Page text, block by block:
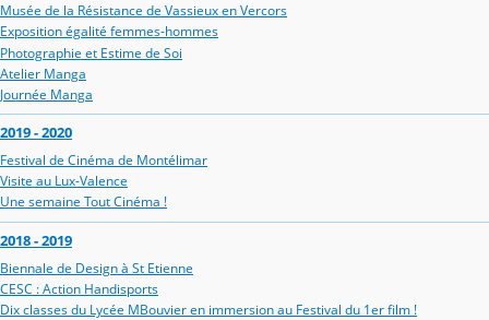
Musée de la Résistance de Vassieux en Vercors
Exposition égalité femmes-hommes
Photographie et Estime de Soi
Atelier Manga
Journée Manga
2019 - 2020
Festival de Cinéma de Montélimar
Visite au Lux-Valence
Une semaine Tout Cinéma !
2018 - 2019
Biennale de Design à St Etienne
CESC : Action Handisports
Dix classes du Lycée MBouvier en immersion au Festival du 1er film !